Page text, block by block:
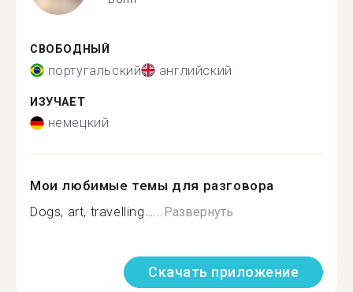
СВОБОДНЫЙ
португальский английский
ИЗУЧАЕТ
немецкий
Мои любимые темы для разговора
Dogs, art, travelling…...Развернуть
Скачать приложение